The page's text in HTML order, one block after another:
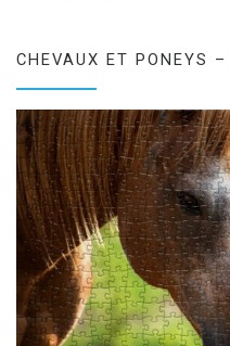
CHEVAUX ET PONEYS